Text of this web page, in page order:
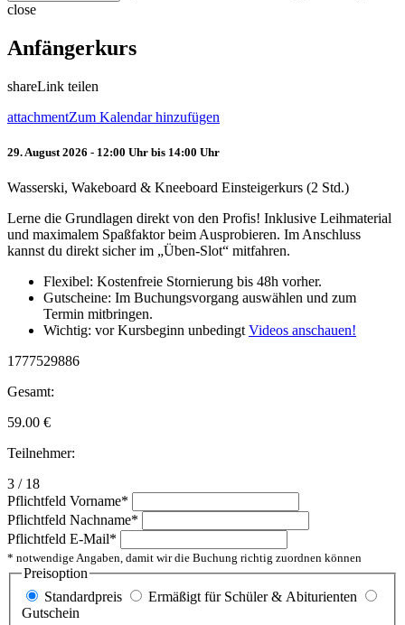
close
Anfängerkurs
shareLink teilen
attachmentZum Kalendar hinzufügen
29. August 2026 - 12:00 Uhr bis 14:00 Uhr
Wasserski, Wakeboard & Kneeboard Einsteigerkurs (2 Std.)
Lerne die Grundlagen direkt von den Profis! Inklusive Leihmaterial
und maximalem Spaßfaktor beim Ausprobieren. Im Anschluss
kannst du direkt sicher im „Üben-Slot“ mitfahren.
Flexibel: Kostenfreie Stornierung bis 48h vorher.
Gutscheine: Im Buchungsvorgang auswählen und zum
Termin mitbringen.
Wichtig: vor Kursbeginn unbedingt Videos anschauen!
1777529886
Gesamt:
59.00 €
Teilnehmer:
3 / 18
Pflichtfeld Vorname*
Pflichtfeld Nachname*
Pflichtfeld E-Mail*
* notwendige Angaben, damit wir die Buchung richtig zuordnen können
Preisoption
Standardpreis
Ermäßigt für Schüler & Abiturienten
Gutschein